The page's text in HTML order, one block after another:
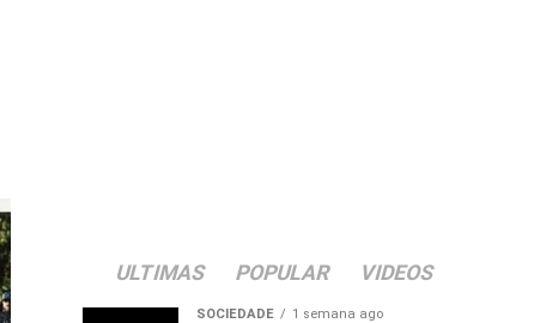
ULTIMAS POPULAR VIDEOS
SOCIEDADE 1 semana ago